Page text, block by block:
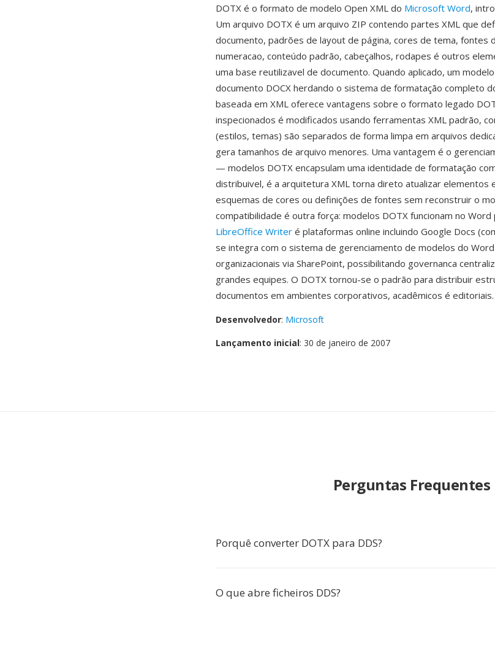
DOTX é o formato de modelo Open XML do Microsoft Word,
Um arquivo DOTX é um arquivo ZIP contendo partes XML que
documento, padrões de layout de página, cores de tema, fontes
numeracao, conteúdo padrão, cabeçalhos, rodapes é outros
uma base reutilizavel de documento. Quando aplicado, um
documento DOCX herdando o sistema de formatação completo
baseada em XML oferece vantagens sobre o formato legado
inspecionados é modificados usando ferramentas XML padrão,
(estilos, temas) são separados de forma limpa em arquivos
gera tamanhos de arquivo menores. Uma vantagem é o
— modelos DOTX encapsulam uma identidade de formatação
distribuivel, é a arquitetura XML torna direto atualizar elementos
esquemas de cores ou definições de fontes sem reconstruir o
compatibilidade é outra força: modelos DOTX funcionam no Word
LibreOffice Writer é plataformas online incluindo Google Docs
se integra com o sistema de gerenciamento de modelos do
organizacionais via SharePoint, possibilitando governanca
grandes equipes. O DOTX tornou-se o padrão para distribuir
documentos em ambientes corporativos, acadêmicos é editoriais.
Desenvolvedor: Microsoft
Lançamento inicial: 30 de janeiro de 2007
Perguntas Frequentes
Porquê converter DOTX para DDS?
O que abre ficheiros DDS?